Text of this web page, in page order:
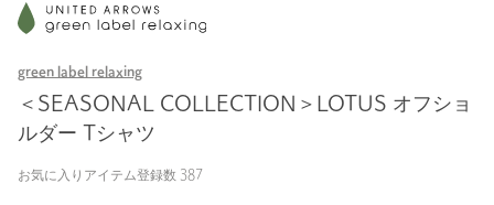
green label relaxing
＜SEASONAL COLLECTION＞LOTUS オフショ
ルダー Tシャツ
お気に入りアイテム登録数 387